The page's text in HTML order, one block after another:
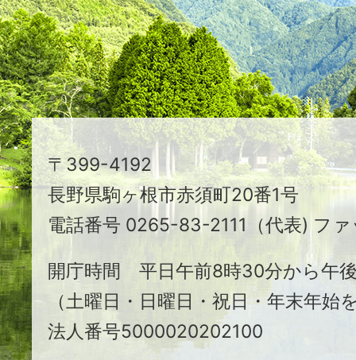
え
る
ま
ち
駒
ヶ
根
市
〒399-4192
長野県駒ヶ根市赤須町20番1号
電話番号 0265-83-2111（代表) フ
開庁時間 平日午前8時30分から午
（土曜日・日曜日・祝日・年末年始
法人番号5000020202100